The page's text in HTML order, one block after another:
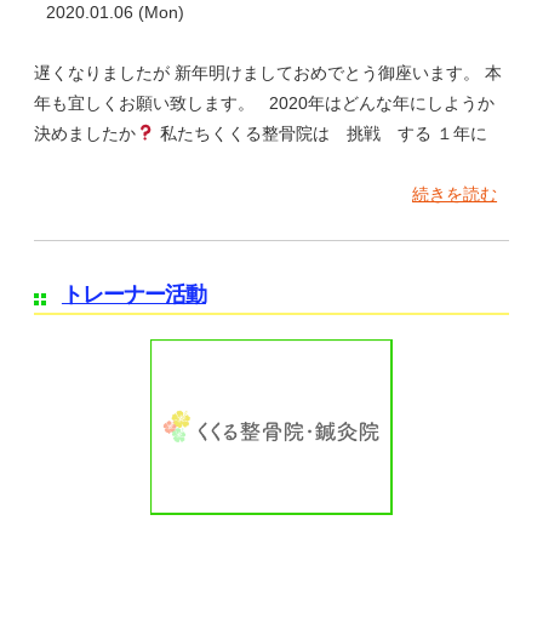
2020.01.06 (Mon)
遅くなりましたが 新年明けましておめでとう御座います。 本
年も宜しくお願い致します。 2020年はどんな年にしようか
決めましたか
私たちくくる整骨院は 挑戦 する １年に
続きを読む
トレーナー活動